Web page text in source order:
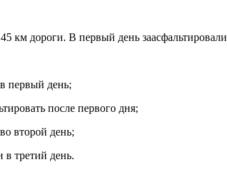
км дороги. В первый день заасфальтировали
первый день;
после первого дня;
второй день;
в третий день.